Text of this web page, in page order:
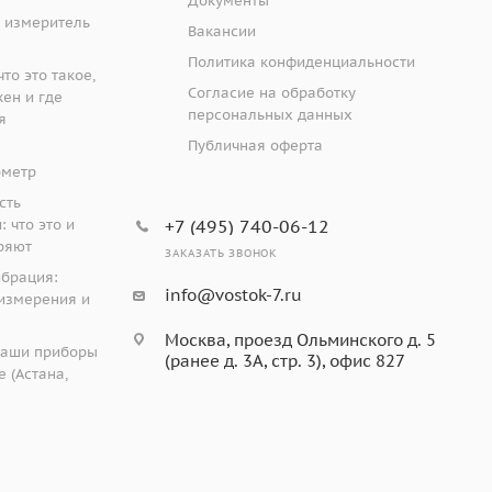
цене - выкуплены по системе трейд-инн. В
в хорошем
состояниис новой поверкой -
представлены на фото в конце фото-линейки.
месяца для электронной части прибора.
измерения прочности бетона. Сегодня он все еще
на сжатие бетонных конструкций. Производятся
для специфической области применения и
и предназначены для измерения высоты
строительных материалов и последующего
3,6
340
55
это такое,
и где
что это и
и
приборы
(Астана,
Вакансии
Политика конфиденциальности
Согласие на обработку
персональных данных
Публичная оферта
+7 (495) 740-06-12
ЗАКАЗАТЬ ЗВОНОК
info@vostok-7.ru
Москва, проезд Ольминского д. 5
(ранее д. 3А, стр. 3), офис 827